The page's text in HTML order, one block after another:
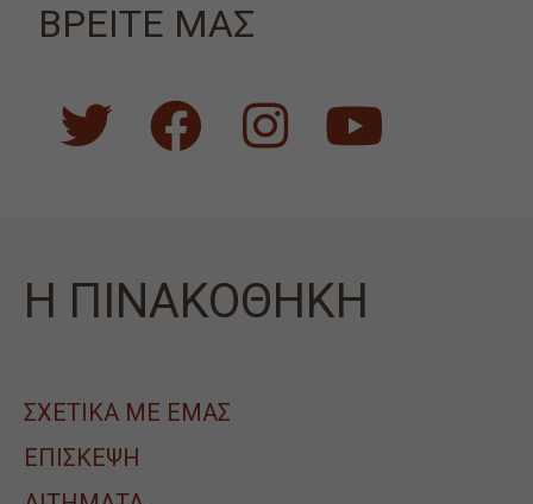
ΒΡΕΙΤΕ ΜΑΣ
Η ΠΙΝΑΚΟΘΗΚΗ
ΣΧΕΤΙΚΑ ΜΕ ΕΜΑΣ
ΕΠΙΣΚΕΨΗ